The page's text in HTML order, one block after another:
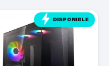
DISPONIBLE